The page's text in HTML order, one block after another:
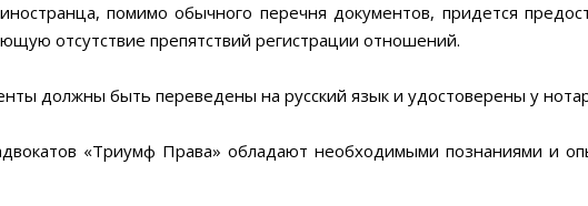
помимо обычного перечня документов, придется
отсутствие препятствий регистрации отношений.
должны быть переведены на русский язык и удостоверены у
«Триумф Права» обладают необходимыми познаниями и